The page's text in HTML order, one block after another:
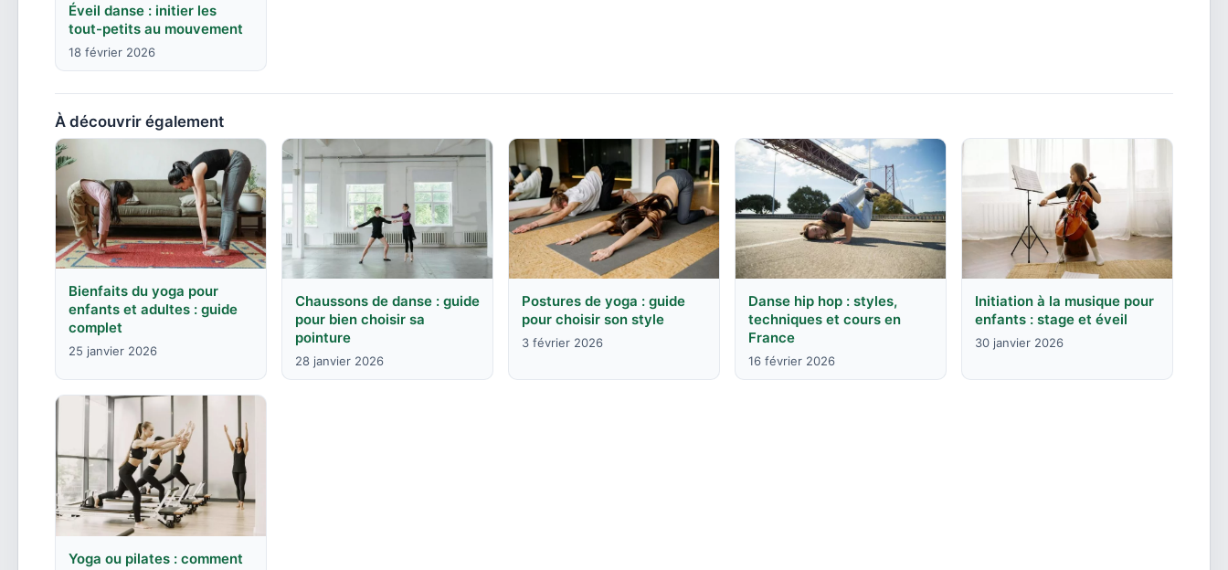
Éveil danse : initier les
tout-petits au mouvement
18 février 2026
À découvrir également
Bienfaits du yoga pour
enfants et adultes : guide
complet
25 janvier 2026
Chaussons de danse : guide
pour bien choisir sa
pointure
28 janvier 2026
Postures de yoga : guide
pour choisir son style
3 février 2026
Danse hip hop : styles,
techniques et cours en
France
16 février 2026
Initiation à la musique pour
enfants : stage et éveil
30 janvier 2026
Yoga ou pilates : comment